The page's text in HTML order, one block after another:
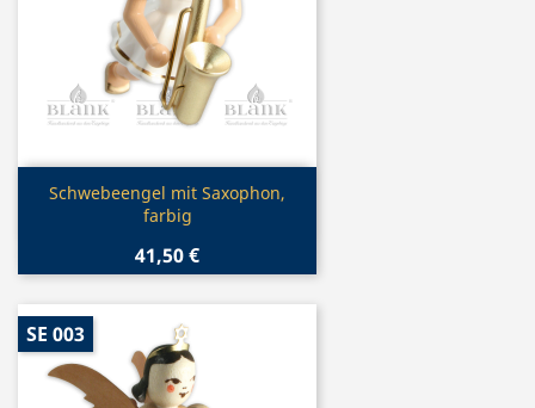
Vorschau
Schwebeengel mit Saxophon,
farbig
41,50 €
SE 003